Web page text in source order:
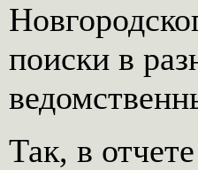
поиски в
Так, в